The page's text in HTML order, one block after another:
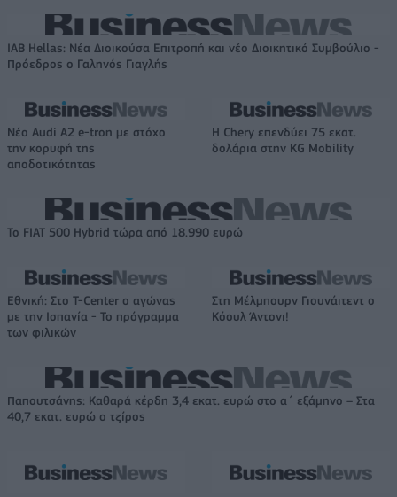
IAB Hellas: Νέα Διοικούσα Επιτροπή και νέο Διοικητικό Συμβούλιο -
Πρόεδρος ο Γαληνός Γιαγλής
Νέο Audi A2 e-tron με στόχο
την κορυφή της
αποδοτικότητας
Η Chery επενδύει 75 εκατ.
δολάρια στην KG Mobility
Το FIAT 500 Hybrid τώρα από 18.990 ευρώ
Εθνική: Στο T-Center ο αγώνας
με την Ισπανία - Το πρόγραμμα
των φιλικών
Στη Μέλμπουρν Γιουνάιτεντ ο
Κόουλ Άντονι!
Παπουτσάνης: Καθαρά κέρδη 3,4 εκατ. ευρώ στο α΄ εξάμηνο – Στα
40,7 εκατ. ευρώ ο τζίρος